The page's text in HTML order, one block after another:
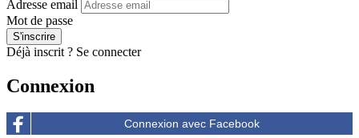
Adresse email
Mot de passe
Déjà inscrit ? Se connecter
Connexion